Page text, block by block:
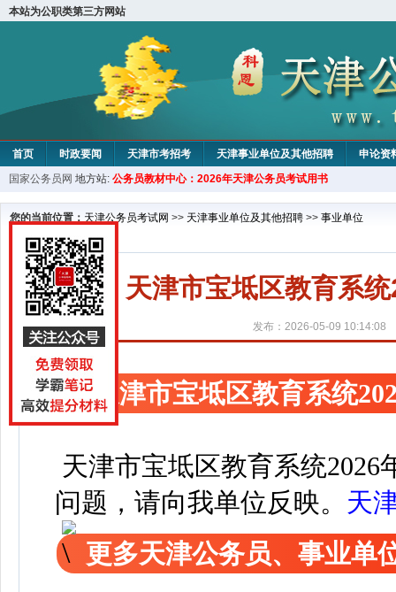
本站为公职类第三方网站
首页 时政要闻 天津市考招考 天津事业单位及其他招聘 申论资
教材中心
国家公务员网 地方站: 公务员教材中心：2026年天津公务员考试用书
您的当前位置： 天津公务员考试网 >> 天津事业单位及其他招聘 >> 事业单位
天津市宝坻区教育系
发布：2026-05-09 10:14:08
天津市宝坻区教育系统
天津市宝坻区教育系统2026
问题，请向我单位反映。 天
更多天津公务员、事业单